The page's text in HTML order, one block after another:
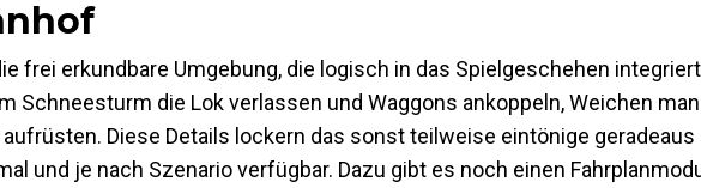
frei erkundbare Umgebung, die logisch in das Spielgeschehen integriert
die Lok verlassen und Waggons ankoppeln, Weichen
Diese Details lockern das sonst teilweise eintönige geradeaus
und je nach Szenario verfügbar. Dazu gibt es noch einen